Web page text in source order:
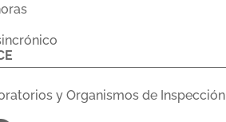
y Organismos de Inspección